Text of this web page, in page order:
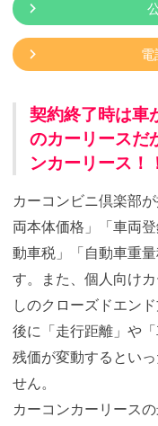
電
契約終了時は車
のカーリースだ
ンカーリース！
カーコンビニ倶楽部
両本体価格」「車両
動車税」「自動車重
す。また、個人向け
しのクローズドエン
後に「走行距離」や
残価が変動するとい
せん。
カーコンカーリース